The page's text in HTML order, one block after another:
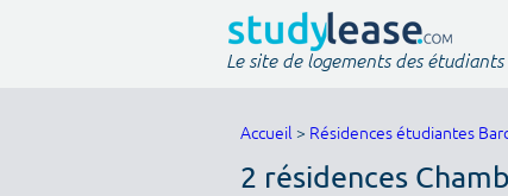
Le site de logements des étudiants
Accueil > Résidences étudiantes
2 résidences